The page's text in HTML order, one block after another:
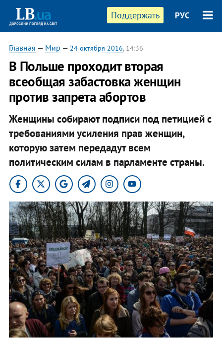
Поддержать РУС
Главная — Мир — 24 октября 2016, 14:36
В Польше проходит вторая
всеобщая забастовка женщин
против запрета абортов
Женщины собирают подписи под петицией с
требованиями усиления прав женщин,
которую затем передадут всем
политическим силам в парламенте страны.